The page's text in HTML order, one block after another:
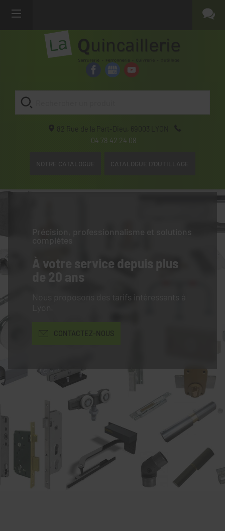
82 Rue de la Part-Dieu, 69003
LYON
04 78 42 24 08
NOTRE CATALOGUE CATALOGUE D'OUTILLAGE
Précision, professionnalisme et solutions
complètes
À votre service depuis plus
de 20 ans
Nous proposons des tarifs intéressants à
CONTACTEZ-NOUS